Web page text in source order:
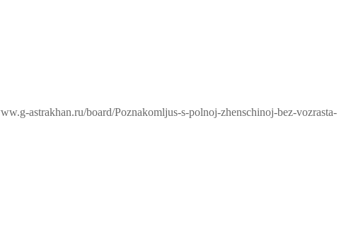
astrakhan.ru/board/Poznakomljus-s-polnoj-zhenschinoj-bez-vozrasta-